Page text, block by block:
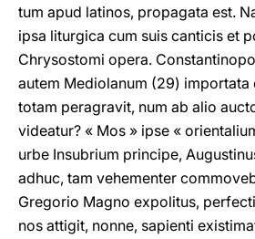
tum apud latinos, propagata est.
ipsa liturgica cum suis canticis et
Chrysostomi opera.
autem Mediolanum (29) importata
totam peragravit, num ab alio
videatur? « Mos » ipse «
urbe Insubrium principe,
adhuc, tam vehementer
Gregorio Magno expolitus,
nos attigit, nonne, sapienti